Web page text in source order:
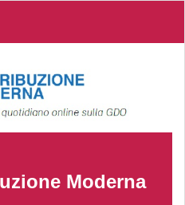
Moderna